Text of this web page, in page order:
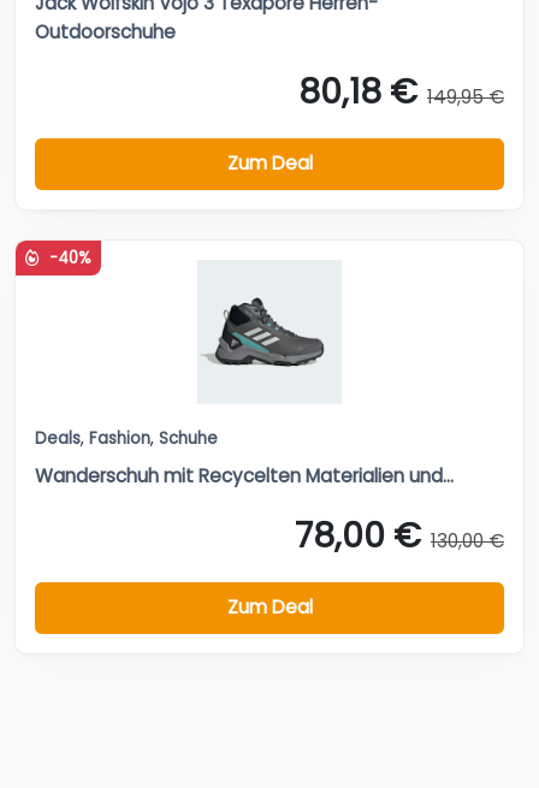
Outdoorschuhe
80,18 € 149,95 €
Zum Deal
-40%
Deals, Fashion, Schuhe
Wanderschuh mit Recycelten Materialien und...
78,00 € 130,00 €
Zum Deal